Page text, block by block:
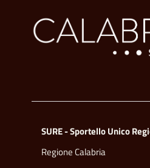
SURE - Sportello Unico
Regione Calabria